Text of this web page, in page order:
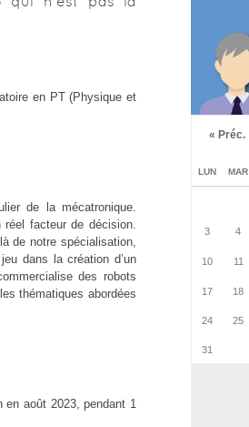
en PT (Physique et
de la mécatronique.
facteur de décision.
de notre spécialisation,
dans la création d’un
des robots
thématiques abordées
août 2023, pendant 1
« Préc.
LUN MAR
3 4
10 11
17 18
24 25
31